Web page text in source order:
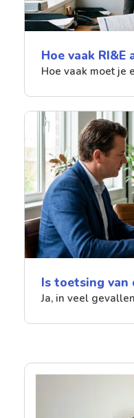
Hoe vaak RI&E
Hoe vaak moet je
Is toetsing van
Ja, in veel